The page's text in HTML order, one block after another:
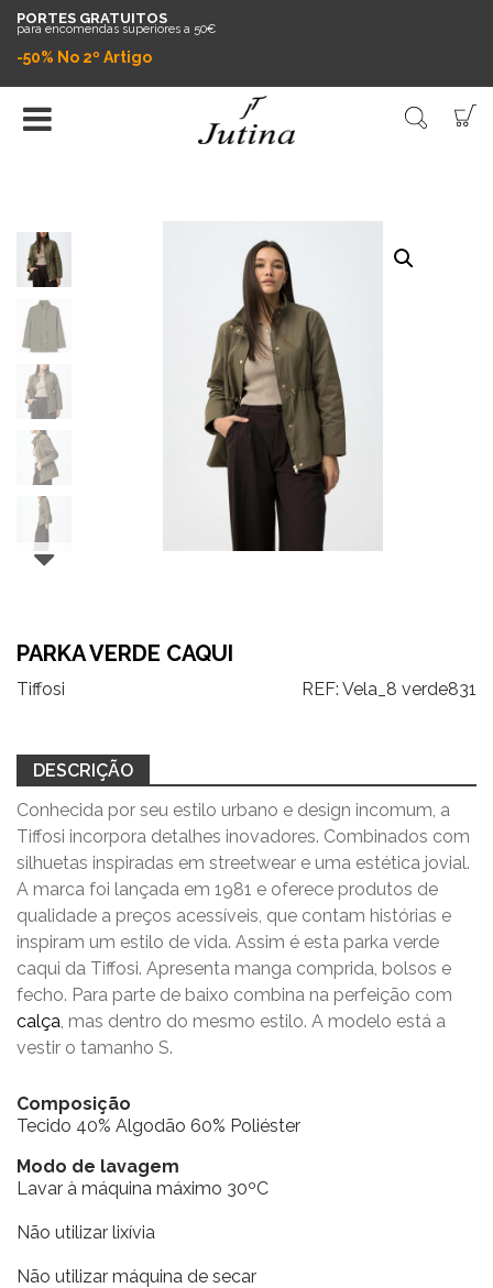
PORTES GRATUITOS
para encomendas superiores a 50€
-50% No 2º Artigo
PARKA VERDE CAQUI
Tiffosi REF: Vela_8 verde831
DESCRIÇÃO
Conhecida por seu estilo urbano e design incomum, a
Tiffosi incorpora detalhes inovadores. Combinados com
silhuetas inspiradas em streetwear e uma estética jovial.
A marca foi lançada em 1981 e oferece produtos de
qualidade a preços acessíveis, que contam histórias e
inspiram um estilo de vida. Assim é esta parka verde
caqui da Tiffosi. Apresenta manga comprida, bolsos e
fecho. Para parte de baixo combina na perfeição com
calça, mas dentro do mesmo estilo. A modelo está a
vestir o tamanho S.
Composição
Tecido 40% Algodão 60% Poliéster
Modo de lavagem
Lavar à máquina máximo 30ºC
Não utilizar lixívia
Não utilizar máquina de secar